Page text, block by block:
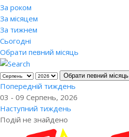
За роком
За місяцем
За тижнем
Сьогодні
Обрати певний місяць
Обрати певний місяць
Попередній тиждень
03 - 09 Серпень, 2026
Наступний тиждень
Подій не знайдено